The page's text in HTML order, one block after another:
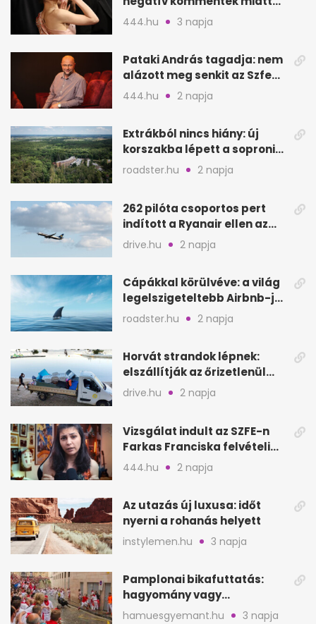
vonul vissza
444.hu 3 napja
Pataki András tagadja: nem
alázott meg senkit az Szfe
felvételijén
444.hu 2 napja
Extrákból nincs hiány: új
korszakba lépett a soproni
Fagus Hotel
roadster.hu 2 napja
262 pilóta csoportos pert
indított a Ryanair ellen az
Egyesült Királyságban
drive.hu 2 napja
Cápákkal körülvéve: a világ
legelszigeteltebb Airbnb-je
a nyílt tengeren
roadster.hu 2 napja
Horvát strandok lépnek:
elszállítják az őrizetlenül
hagyott törölközőket
drive.hu 2 napja
Vizsgálat indult az SZFE-n
Farkas Franciska felvételi
videója után
444.hu 2 napja
Az utazás új luxusa: időt
nyerni a rohanás helyett
instylemen.hu 3 napja
Pamplonai bikafuttatás:
hagyomány vagy
értelmetlen vérontás?
hamuesgyemant.hu 3 napja